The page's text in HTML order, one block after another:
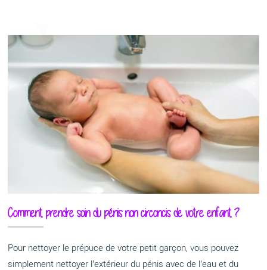
Comment prendre soin du pénis non circoncis de votre enfant ?
Pour nettoyer le prépuce de votre petit garçon, vous pouvez
simplement nettoyer l’extérieur du pénis avec de l’eau et du